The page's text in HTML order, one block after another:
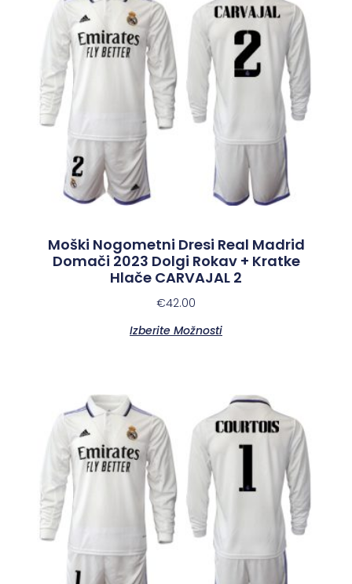
Moški Nogometni Dresi Real Madrid
Domači 2023 Dolgi Rokav + Kratke
Hlače CARVAJAL 2
€42.00
Izberite Možnosti